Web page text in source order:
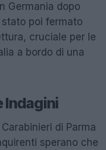
Germania dopo
stato poi fermato
cruciale per le
a bordo di una
Indagini
di Parma
sperano che